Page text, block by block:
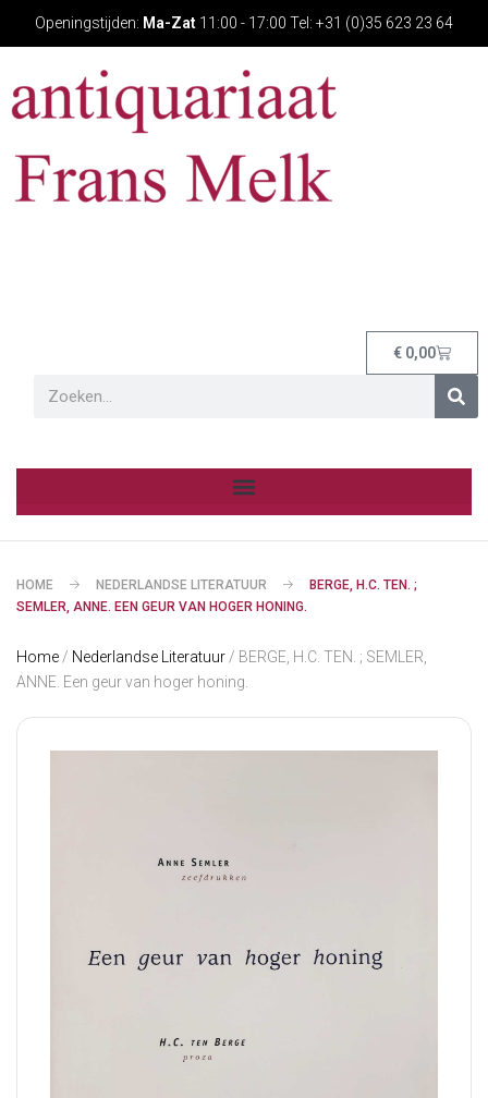
Openingstijden: Ma-Zat 11:00 - 17:00 Tel: +31 (0)35 623 23 64
€ 0,00
HOME NEDERLANDSE LITERATUUR
BERGE, H.C. TEN. ;
SEMLER, ANNE. EEN GEUR VAN HOGER HONING.
Home / Nederlandse Literatuur / BERGE, H.C. TEN. ; SEMLER,
ANNE. Een geur van hoger honing.